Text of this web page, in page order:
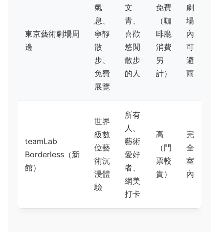
東京藝術劇場周
邊
氣
息、
寧靜
散
步、
免費
展覽
文
青、
喜歡
悠閒
散步
的人
免費
（咖
啡廳
消費
另
計）
劇
場
內
可
避
雨
teamLab
Borderless（新
館）
世界
級數
位藝
術沉
浸體
驗
所有
人、
藝術
愛好
者、
網美
打卡
高
（門
票較
貴）
完
全
室
內